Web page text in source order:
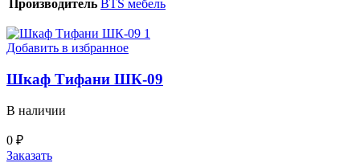
Производитель BTS мебель
Добавить в избранное
Шкаф Тифани ШК-09
В наличии
0 ₽
Заказать